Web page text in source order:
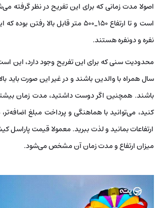
است و تا ارتفاع ۱۵۰_۵۰۰ متر قابل بالا
نفره و دونفره هستند.
باشند. همچنین اگر دوست داشتید، مدت زمان
کنید، می‌توانید با هماهنگی و پرداخت مبلغ
ارتفاعات بمانید و لذت ببرید. معمولا قیمت پاراسل
میزان ارتفاع و مدت زمان آن مشخص می‌شود.